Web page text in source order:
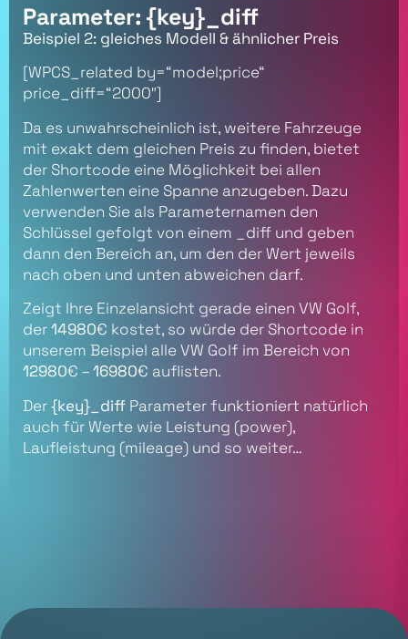
Parameter: {key}_diff
Beispiel 2: gleiches Modell & ähnlicher Preis
[WPCS_related by=“model;price“
price_diff=“2000″]
Da es unwahrscheinlich ist, weitere Fahrzeuge
mit exakt dem gleichen Preis zu finden, bietet
der Shortcode eine Möglichkeit bei allen
Zahlenwerten eine Spanne anzugeben. Dazu
verwenden Sie als Parameternamen den
Schlüssel gefolgt von einem _diff und geben
dann den Bereich an, um den der Wert jeweils
nach oben und unten abweichen darf.
Zeigt Ihre Einzelansicht gerade einen VW Golf,
der14980€ kostet, so würde der Shortcode in
unserem Beispiel alle VW Golf im Bereich von
12980€ –16980€ auflisten.
Der{key}_diff Parameter funktioniert natürlich
auch für Werte wie Leistung (power),
Laufleistung (mileage) und so weiter…